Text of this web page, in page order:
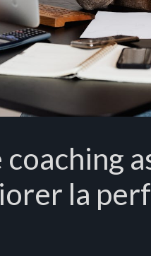
la